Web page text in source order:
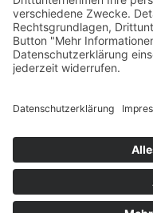
Download
Copyright © 2026